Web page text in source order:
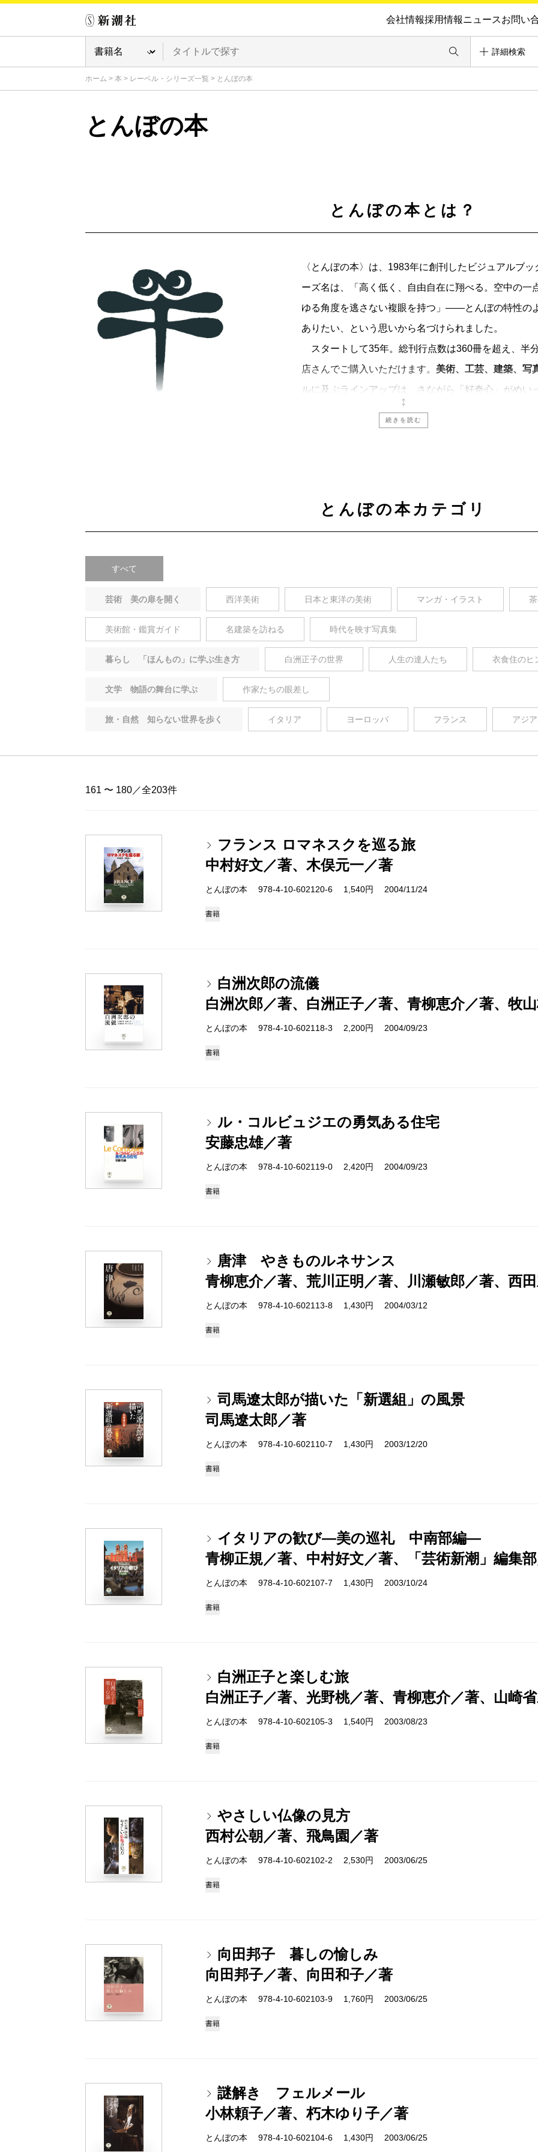
会社情報採用情報ニュースお問い
詳細検索
ホーム > 本 > レーベル・シリーズ一覧 > とんぼの本
とんぼの本
とんぼの本とは？
〈とんぼの本〉は、1983年に創刊したビジュアルブ
ーズ名は、「高く低く、自由自在に翔べる。空中の
ゆる角度を逃さない複眼を持つ」――とんぼの特性の
ありたい、という思いから名づけられました。
スタートして35年。総刊行点数は360冊を超え、半
店さんでご購入いただけます。 美術、工芸、建築、
ルに及ぶラインアップは、さながら「好奇心」がめ
〈とんぼの本〉は、
続きを読む
とんぼの本カテゴリ
すべて
芸術 美の扉を開く 西洋美術 日本と東洋の美術 マンガ・イラスト
美術館・鑑賞ガイド 名建築を訪ねる 時代を映す写真集
暮らし 「ほんもの」に学ぶ生き方 白洲正子の世界 人生の達人たち 衣食住のヒ
文学 物語の舞台に学ぶ 作家たちの眼差し
旅・自然 知らない世界を歩く イタリア ヨーロッパ フランス アジ
161 〜 180／全203件
フランス ロマネスクを巡る旅
中村好文／著、木俣元一／著
とんぼの本 978-4-10-602120-6 1,540円 2004/11/24
書籍
白洲次郎の流儀
白洲次郎／著、白洲正子／著、青柳恵介／著、牧
とんぼの本 978-4-10-602118-3 2,200円 2004/09/23
書籍
ル・コルビュジエの勇気ある住宅
安藤忠雄／著
とんぼの本 978-4-10-602119-0 2,420円 2004/09/23
書籍
唐津 やきものルネサンス
青柳恵介／著、荒川正明／著、川瀬敏郎／著、西
とんぼの本 978-4-10-602113-8 1,430円 2004/03/12
書籍
司馬遼太郎が描いた「新選組」の風景
司馬遼太郎／著
とんぼの本 978-4-10-602110-7 1,430円 2003/12/20
書籍
イタリアの歓び―美の巡礼 中南部編―
青柳正規／著、中村好文／著、「芸術新潮」編集
とんぼの本 978-4-10-602107-7 1,430円 2003/10/24
書籍
白洲正子と楽しむ旅
白洲正子／著、光野桃／著、青柳恵介／著、山崎
とんぼの本 978-4-10-602105-3 1,540円 2003/08/23
書籍
やさしい仏像の見方
西村公朝／著、飛鳥園／著
とんぼの本 978-4-10-602102-2 2,530円 2003/06/25
書籍
向田邦子 暮しの愉しみ
向田邦子／著、向田和子／著
とんぼの本 978-4-10-602103-9 1,760円 2003/06/25
書籍
謎解き フェルメール
小林頼子／著、朽木ゆり子／著
とんぼの本 978-4-10-602104-6 1,430円 2003/06/25